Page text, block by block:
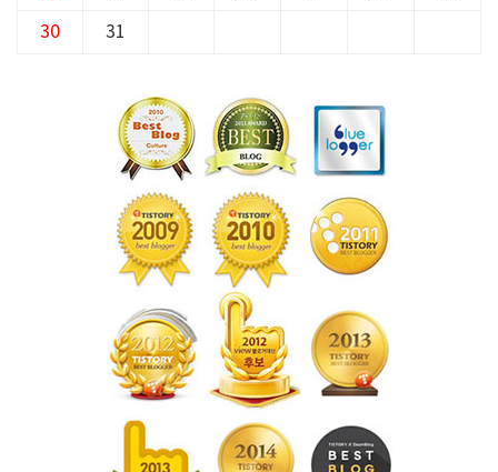
30 31